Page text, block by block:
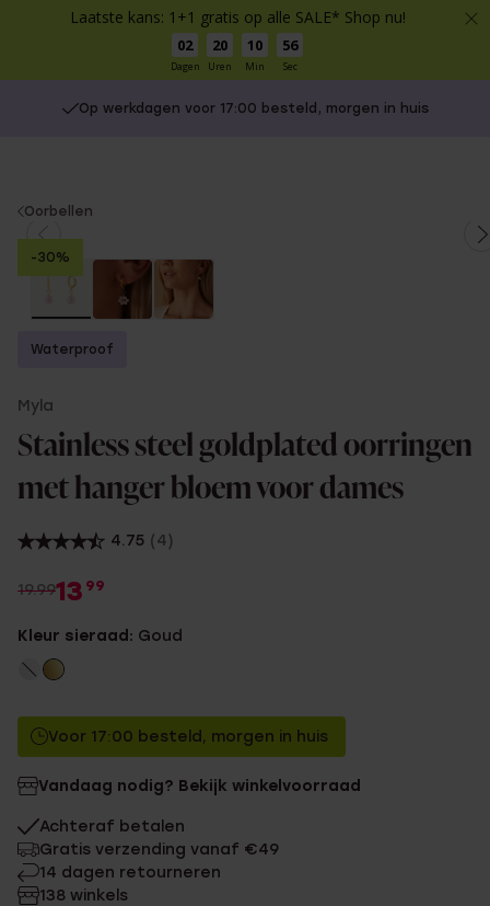
Laatste kans: 1+1 gratis op alle SALE* Shop nu!
02
Dagen
20
Uren
10
Min
56
Sec
Op werkdagen voor 17:00 besteld, morgen in huis
You
are
here:
Oorbellen
-30%
Waterproof
Myla
Stainless steel goldplated oorringen
met hanger bloem voor dames
4.75 (4)
19.9913 99
Kleur sieraad: Goud
Voor 17:00 besteld, morgen in huis
Vandaag nodig? Bekijk winkelvoorraad
Achteraf betalen
Gratis verzending vanaf €49
14 dagen retourneren
138 winkels